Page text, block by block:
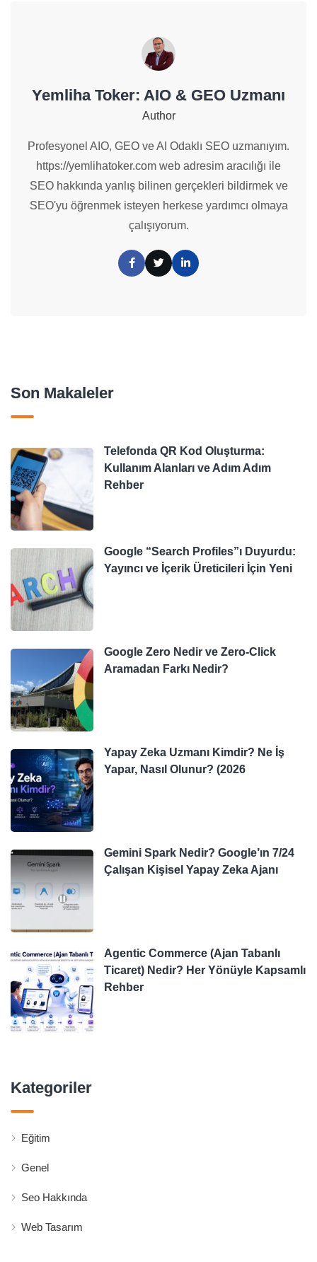
Yemliha Toker: AIO & GEO Uzmanı
Author
Profesyonel AIO, GEO ve AI Odaklı SEO uzmanıyım.
https://yemlihatoker.com web adresim aracılığı ile
SEO hakkında yanlış bilinen gerçekleri bildirmek ve
SEO'yu öğrenmek isteyen herkese yardımcı olmaya
çalışıyorum.
Son Makaleler
Telefonda QR Kod Oluşturma:
Kullanım Alanları ve Adım Adım
Rehber
Google “Search Profiles”ı Duyurdu:
Yayıncı ve İçerik Üreticileri İçin Yeni
Google Zero Nedir ve Zero-Click
Aramadan Farkı Nedir?
Yapay Zeka Uzmanı Kimdir? Ne İş
Yapar, Nasıl Olunur? (2026
Gemini Spark Nedir? Google’ın 7/24
Çalışan Kişisel Yapay Zeka Ajanı
Agentic Commerce (Ajan Tabanlı
Ticaret) Nedir? Her Yönüyle Kapsamlı
Rehber
Kategoriler
Eğitim
Genel
Seo Hakkında
Web Tasarım